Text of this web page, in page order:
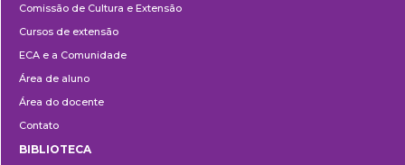
e
Extensão
Comissão de Cultura e Extensão
Cursos de extensão
ECA e a Comunidade
Área de aluno
Área do docente
Contato
BIBLIOTECA